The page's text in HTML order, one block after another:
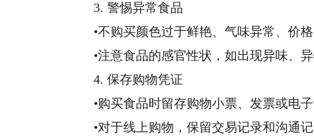
3. 警惕异常食品
•不购买颜色过于鲜艳、气味异常、价格
•注意食品的感官性状，如出现异味、异
4. 保存购物凭证
•购买食品时留存购物小票、发票或电子
•对于线上购物，保留交易记录和沟通记